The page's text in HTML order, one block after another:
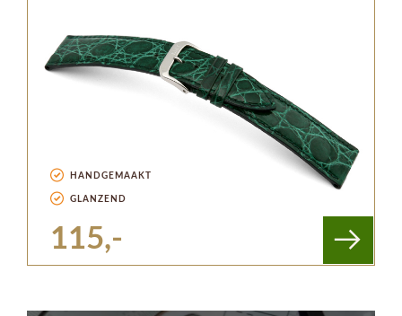
HANDGEMAAKT
GLANZEND
115,-